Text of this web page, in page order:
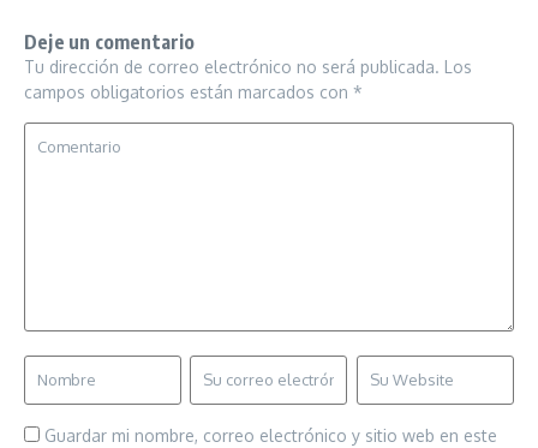
Deje un comentario
Tu dirección de correo electrónico no será publicada. Los
campos obligatorios están marcados con *
Guardar mi nombre, correo electrónico y sitio web en este